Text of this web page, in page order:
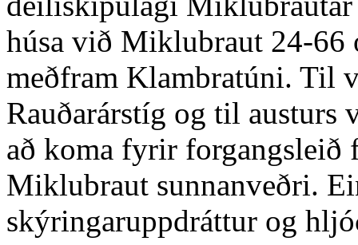
húsa við Miklubraut 24-
meðfram Klambratúni. Til
Rauðarárstíg og til
að koma fyrir
Miklubraut sunnanveðri.
skýringaruppdráttur og